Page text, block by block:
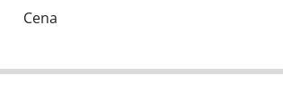
Cena